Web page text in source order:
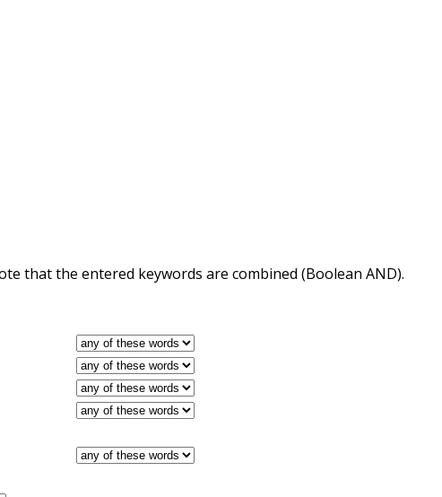
that the entered keywords are combined (Boolean AND).